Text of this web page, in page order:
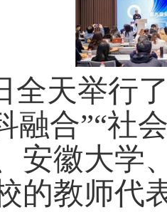
全天举行
融合”“社
安徽大学
的教师代